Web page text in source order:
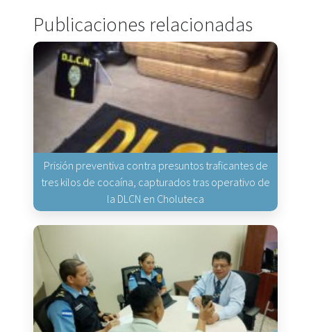
Publicaciones relacionadas
Prisión preventiva contra presuntos traficantes de
tres kilos de cocaína, capturados tras operativo de
la DLCN en Choluteca